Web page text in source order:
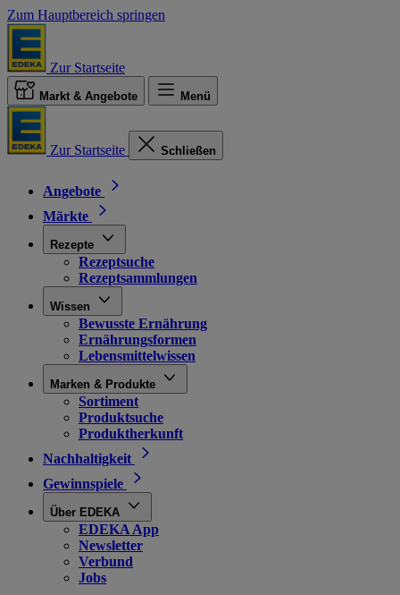
Zum Hauptbereich springen
Zur Startseite
Markt & Angebote Menü
Zur Startseite Schließen
Angebote
Märkte
Rezepte
Rezeptsuche
Rezeptsammlungen
Wissen
Bewusste Ernährung
Ernährungsformen
Lebensmittelwissen
Marken & Produkte
Sortiment
Produktsuche
Produktherkunft
Nachhaltigkeit
Gewinnspiele
Über EDEKA
EDEKA App
Newsletter
Verbund
Jobs